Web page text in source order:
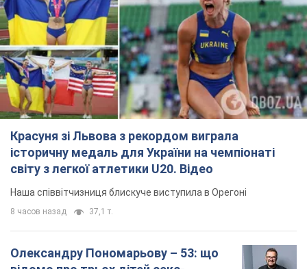
Красуня зі Львова з рекордом виграла
історичну медаль для України на чемпіонаті
світу з легкої атлетики U20. Відео
Наша співвітчизниця блискуче виступила в Орегоні
8 часов назад 37,1 т.
Олександру Пономарьову – 53: що